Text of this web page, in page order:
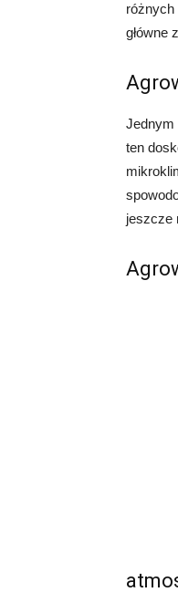
różnych
główne
Jednym
ten
jeszcze